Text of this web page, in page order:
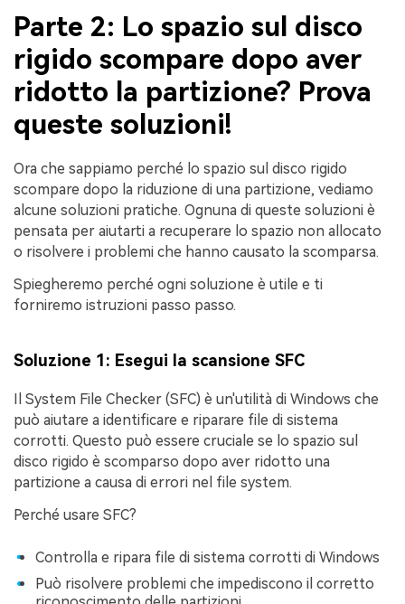
Parte 2: Lo spazio sul disco
rigido scompare dopo aver
ridotto la partizione? Prova
queste soluzioni!
Ora che sappiamo perché lo spazio sul disco rigido
scompare dopo la riduzione di una partizione, vediamo
alcune soluzioni pratiche. Ognuna di queste soluzioni è
pensata per aiutarti a recuperare lo spazio non allocato
o risolvere i problemi che hanno causato la scomparsa.
Spiegheremo perché ogni soluzione è utile e ti
forniremo istruzioni passo passo.
Soluzione 1: Esegui la scansione SFC
Il System File Checker (SFC) è un'utilità di Windows che
può aiutare a identificare e riparare file di sistema
corrotti. Questo può essere cruciale se lo spazio sul
disco rigido è scomparso dopo aver ridotto una
partizione a causa di errori nel file system.
Perché usare SFC?
Controlla e ripara file di sistema corrotti di Windows
Può risolvere problemi che impediscono il corretto